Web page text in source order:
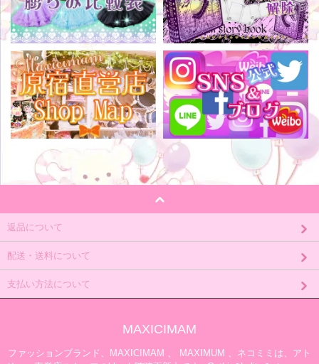
返品について
配送・送料について
支払い方法について
MAXICIMAM
ファッションブランド、MAXICIMAM 、 MAXIMUM 、ネコミミは、アト